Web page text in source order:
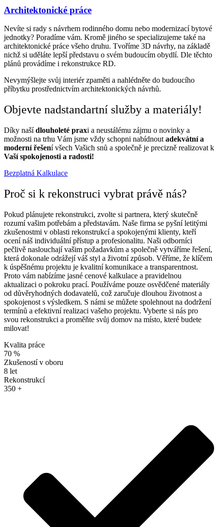
Architektonické práce
Nevíte si rady s návrhem rodinného domu nebo modernizací bytové
jednotky? Poradíme vám. Kromě jiného se specializujeme také na
architektonické práce všeho druhu. Tvoříme 3D návrhy, na základě
nichž si uděláte lepší představu o svém budoucím obydlí. Dle těchto
plánů provádíme i rekonstrukce RD.
Nevymýšlejte svůj interiér zpaměti a nahlédněte do budoucího
příbytku prostřednictvím architektonických návrhů.
Objevte nadstandartní služby a materiály!
Díky našídlouholeté praxi a neustálému zájmu o novinky a
možnosti na trhu Vám jsme vždy schopni nabídnout adekvátní a
moderní řešení všech Vašich snů a společně je precizně realizovat k
Vaší spokojenosti a radosti!
Bezplatná Kalkulace
Proč si k rekonstruci vybrat právě nás?
Pokud plánujete rekonstrukci, zvolte si partnera, který skutečně
rozumí vašim potřebám a představám. Naše firma se pyšní letitými
zkušenostmi v oblasti rekonstrukcí a spokojenými klienty, kteří
ocení náš individuální přístup a profesionalitu. Naši odborníci
pečlivě naslouchají vašim požadavkům a společně vytváříme řešení,
která dokonale odrážejí váš styl a životní způsob. Věříme, že klíčem
k úspěšnému projektu je kvalitní komunikace a transparentnost.
Proto vám nabízíme jasné cenové kalkulace a pravidelnou
aktualizaci o pokroku prací. Používáme pouze osvědčené materiály
od důvěryhodných dodavatelů, což zaručuje dlouhou životnost a
spokojenost s výsledkem. S námi se můžete spolehnout na dodržení
termínů a efektivní realizaci vašeho projektu. Vyberte si nás pro
svou rekonstrukci a proměňte svůj domov na místo, které budete
milovat!
Kvalita práce
70 %
Zkušeností v oboru
8 let
Rekonstrukcí
350 +